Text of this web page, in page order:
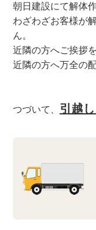
朝日建設にて解体
わざわざお客様が
ん。
近隣の方へご挨拶
近隣の方へ万全の
つづいて、 引越